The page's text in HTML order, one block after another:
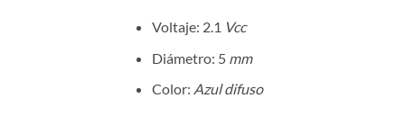
Voltaje: 2.1 Vcc
Diámetro: 5 mm
Color: Azul difuso